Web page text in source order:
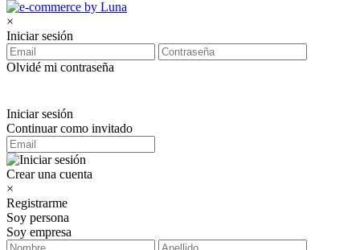
×
Iniciar sesión
Olvidé mi contraseña
Iniciar sesión
Continuar como invitado
Crear una cuenta
×
Registrarme
Soy persona
Soy empresa